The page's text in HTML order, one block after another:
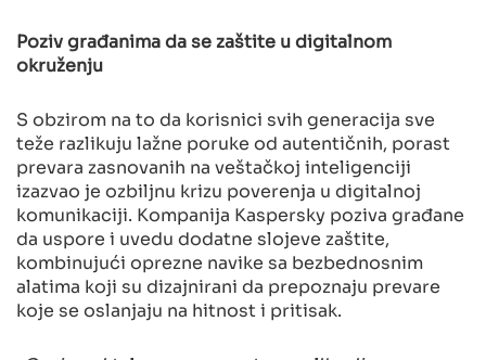
Poziv građanima da se zaštite u digitalnom
okruženju
S obzirom na to da korisnici svih generacija sve
teže razlikuju lažne poruke od autentičnih, porast
prevara zasnovanih na veštačkoj inteligenciji
izazvao je ozbiljnu krizu poverenja u digitalnoj
komunikaciji. Kompanija Kaspersky poziva građane
da uspore i uvedu dodatne slojeve zaštite,
kombinujući oprezne navike sa bezbednosnim
alatima koji su dizajnirani da prepoznaju prevare
koje se oslanjaju na hitnost i pritisak.